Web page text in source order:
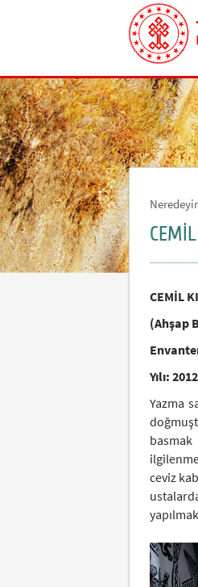
CEMİL
(Ahşap
Yılı: 2012
Yazma
ceviz